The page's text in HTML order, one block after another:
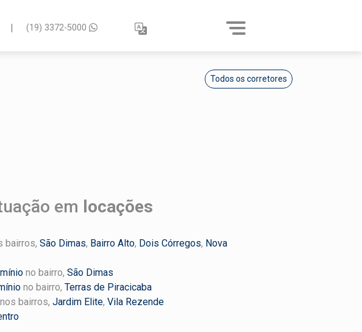
| (19) 3372-5000
Todos os corretores
em locações
bairros, São Dimas, Bairro Alto, Dois Córregos, Nova
no bairro, São Dimas
no bairro, Terras de Piracicaba
bairros, Jardim Elite, Vila Rezende